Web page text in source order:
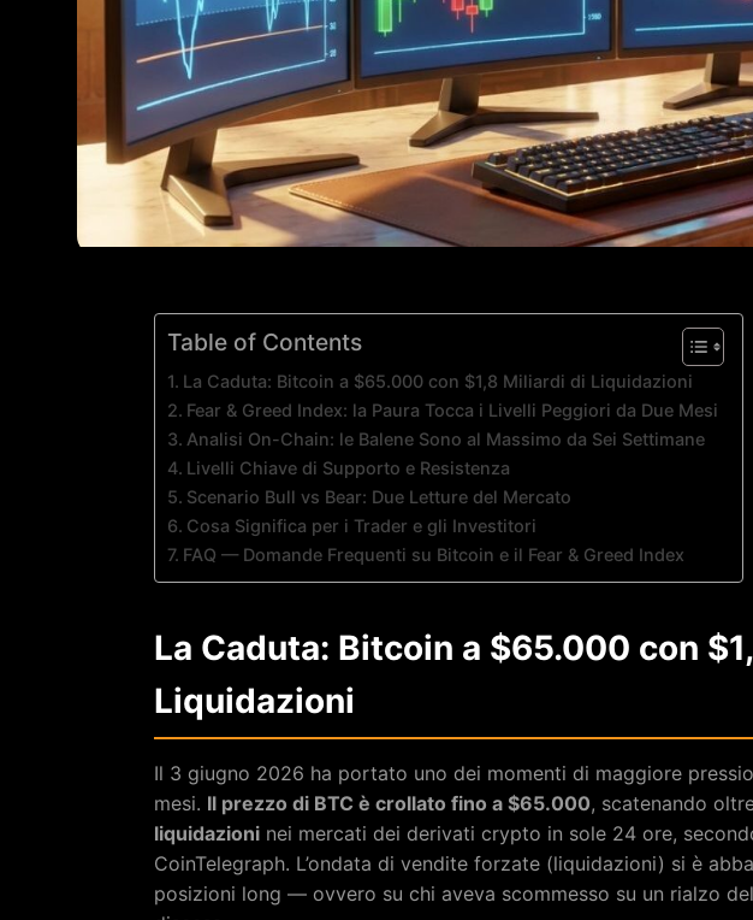
Table of Contents
La Caduta: Bitcoin a $65.000 con $1,8 Miliardi di Liquidazioni
Fear & Greed Index: la Paura Tocca i Livelli Peggiori da Due Mesi
Analisi On-Chain: le Balene Sono al Massimo da Sei Settimane
Livelli Chiave di Supporto e Resistenza
Scenario Bull vs Bear: Due Letture del Mercato
Cosa Significa per i Trader e gli Investitori
FAQ — Domande Frequenti su Bitcoin e il Fear & Greed Index
La Caduta: Bitcoin a $65.000 con
Liquidazioni
Il 3 giugno 2026 ha portato uno dei momenti di maggiore
mesi. Il prezzo di BTC è crollato fino a $65.000, scatenando
liquidazioni nei mercati dei derivati crypto in sole 24 ore,
CoinTelegraph. L’ondata di vendite forzate (liquidazioni) si è
posizioni long — ovvero su chi aveva scommesso su un rialzo